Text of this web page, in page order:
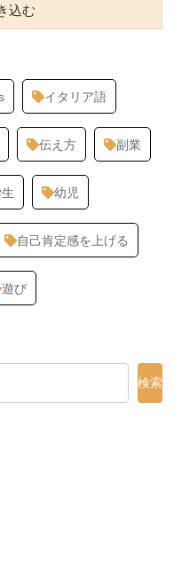
込む
イタリア語
伝え方 副業
幼児
自己肯定感を上げる
遊び
検索